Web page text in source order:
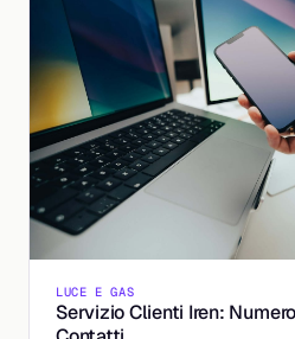
LUCE E GAS
Servizio Clienti Iren: